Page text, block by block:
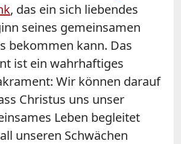
, das ein sich liebendes
seines gemeinsamen
bekommen kann. Das
ist ein wahrhaftiges
Wir können darauf
Christus uns unser
Leben begleitet
unseren Schwächen